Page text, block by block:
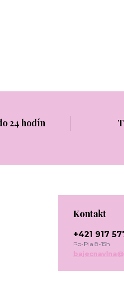
24 hodín
Kontakt
+421 917
Po-Pia 8-15h